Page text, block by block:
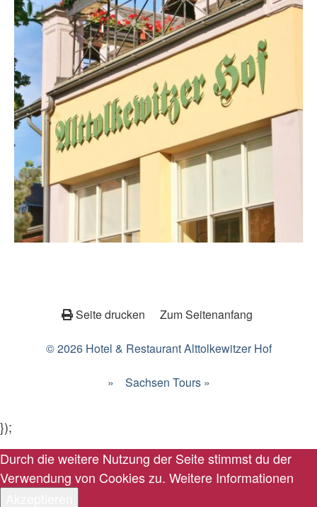
Seite drucken Zum Seitenanfang
© 2026 Hotel & Restaurant Alttolkewitzer Hof
» Sachsen Tours »
});
Durch die weitere Nutzung der Seite stimmst du der
Verwendung von Cookies zu. Weitere Informationen